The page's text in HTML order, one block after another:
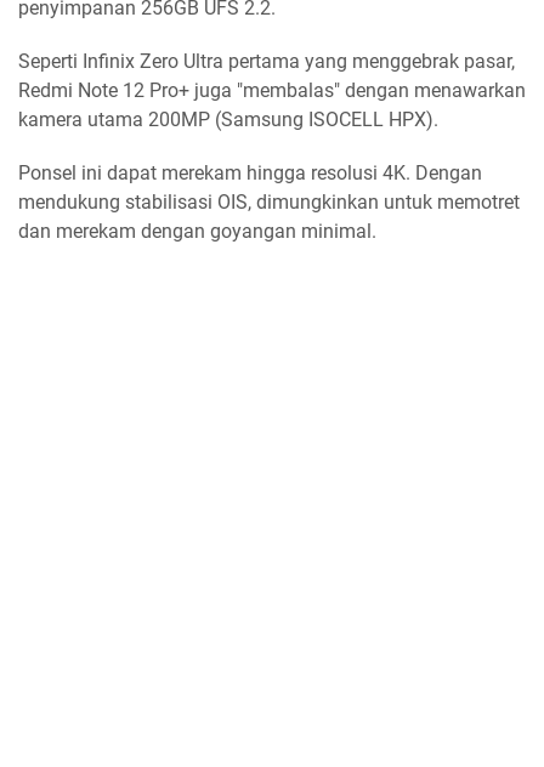
penyimpanan 256GB UFS 2.2.
Seperti Infinix Zero Ultra pertama yang menggebrak pasar,
Redmi Note 12 Pro+ juga "membalas" dengan menawarkan
kamera utama 200MP (Samsung ISOCELL HPX).
Ponsel ini dapat merekam hingga resolusi 4K. Dengan
mendukung stabilisasi OIS, dimungkinkan untuk memotret
dan merekam dengan goyangan minimal.